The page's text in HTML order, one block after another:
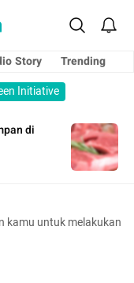
Story
Trending
Initiative
di
kamu untuk melakukan